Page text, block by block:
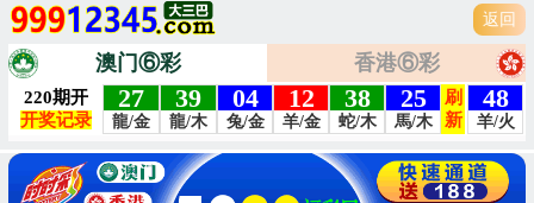
返回
澳门⑥彩 香港⑥彩